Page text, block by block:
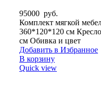
95000 руб.
Комплект мягкой
360*120*120 см
см Обивка и цвет
Добавить в Избранное
В корзину
Quick view